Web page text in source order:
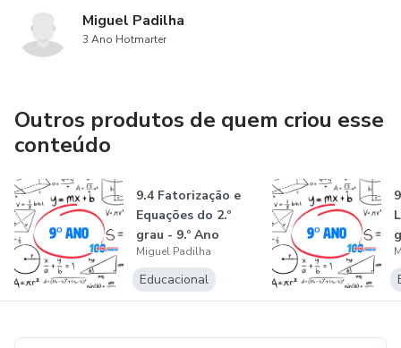
Miguel Padilha
3 Ano Hotmarter
Outros produtos de quem criou esse
conteúdo
9.4 Fatorização e
Equações do 2.º
grau - 9.º Ano
Miguel Padilha
Educacional